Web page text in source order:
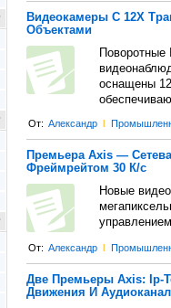
Видеокамеры С 12Х
Объектами
оснащены
От: Александр l
Премьера Axis —
Фреймрейтом 30 К/с
Новые
От: Александр l
Две Премьеры Axis: Ip-
Движения И